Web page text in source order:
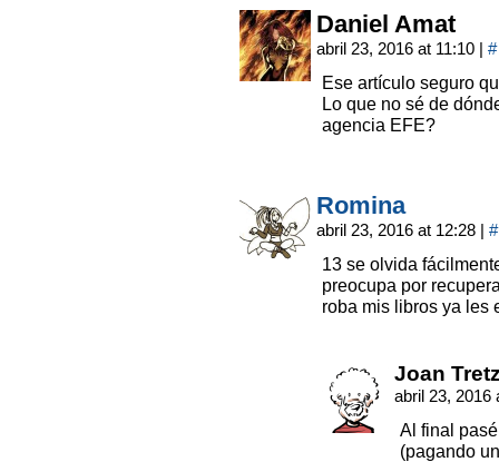
Daniel Amat
abril 23, 2016 at 11:10 | #
Ese artículo seguro
Lo que no sé de
agencia EFE?
Romina
abril 23, 2016 at 12:28 | #
13 se olvida
preocupa por
roba mis libros ya les
Joan
abril 23, 2016
Al final
(pagando